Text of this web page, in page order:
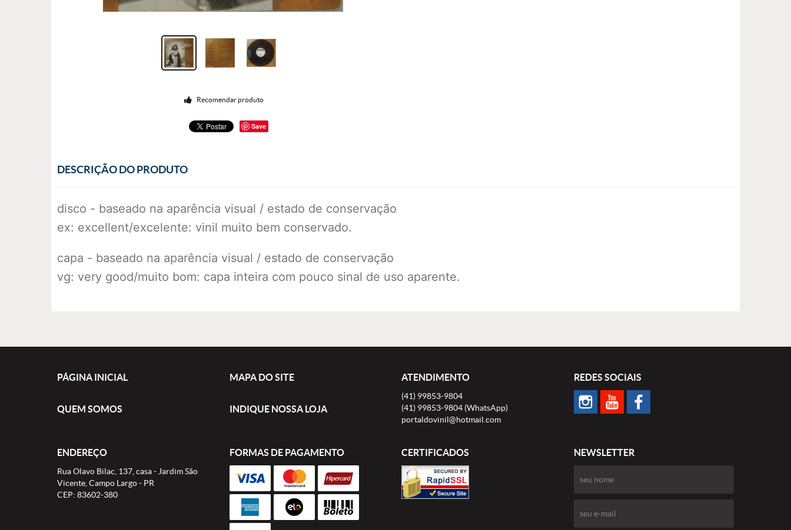
Recomendar produto
Save
DESCRIÇÃO DO PRODUTO
disco - baseado na aparência visual / estado de conservação
ex: excellent/excelente: vinil muito bem conservado.
capa - baseado na aparência visual / estado de conservação
vg: very good/muito bom: capa inteira com pouco sinal de uso aparente.
PÁGINA INICIAL MAPA DO SITE
QUEM SOMOS INDIQUE NOSSA LOJA
ATENDIMENTO
(41) 99853-9804
(41) 99853-9804 (WhatsApp)
portaldovinil@hotmail.com
REDES SOCIAIS
ENDEREÇO
Rua Olavo Bilac, 137, casa- Jardim São
Vicente, Campo Largo- PR
CEP: 83602-380
FORMAS DE PAGAMENTO CERTIFICADOS NEWSLETTER